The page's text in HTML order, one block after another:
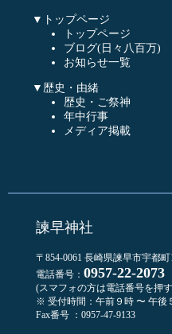
▼トップページ
トップページ
ブログ(日々八百万)
お知らせ一覧
▼歴史・由緒
歴史・ご祭神
年中行事
メディア掲載
諫早神社
〒854-0061 長崎県諫早市宇都町
電話番号： 0957-22-2073
(スマフォの方は電話番号を押
※ 受付時間：午前９時 〜 午後
Fax番号 ：0957-47-9133